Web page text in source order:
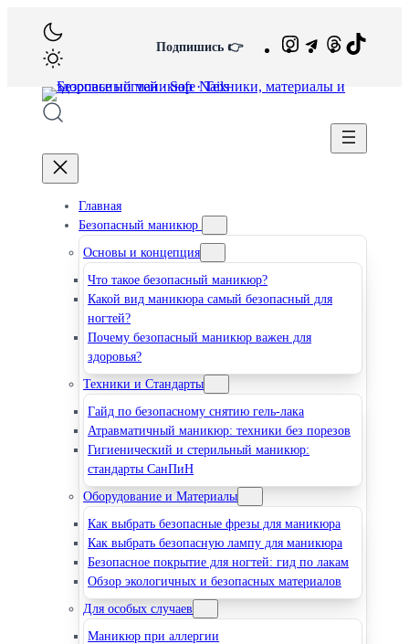
содержимому
Подпишись 👉 Instagram
Telegram
ПотокиTikTok
Главная
Безопасный маникюр
Основы и концепция
Что такое безопасный маникюр?
Какой вид маникюра самый безопасный для
ногтей?
Почему безопасный маникюр важен для
здоровья?
Техники и Стандарты
Гайд по безопасному снятию гель-лака
Атравматичный маникюр: техники без порезов
Гигиенический и стерильный маникюр:
стандарты СанПиН
Оборудование и Материалы
Как выбрать безопасные фрезы для маникюра
Как выбрать безопасную лампу для маникюра
Безопасное покрытие для ногтей: гид по лакам
Обзор экологичных и безопасных материалов
Для особых случаев
Маникюр при аллергии